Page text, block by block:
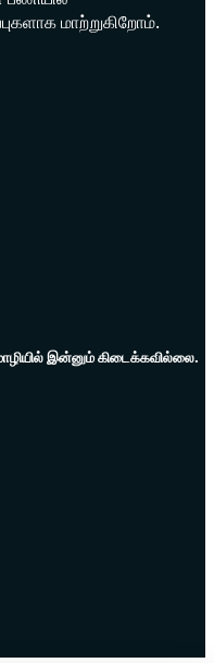
மாற்றுகிறோம்.
இன்னும் கிடைக்கவில்லை.